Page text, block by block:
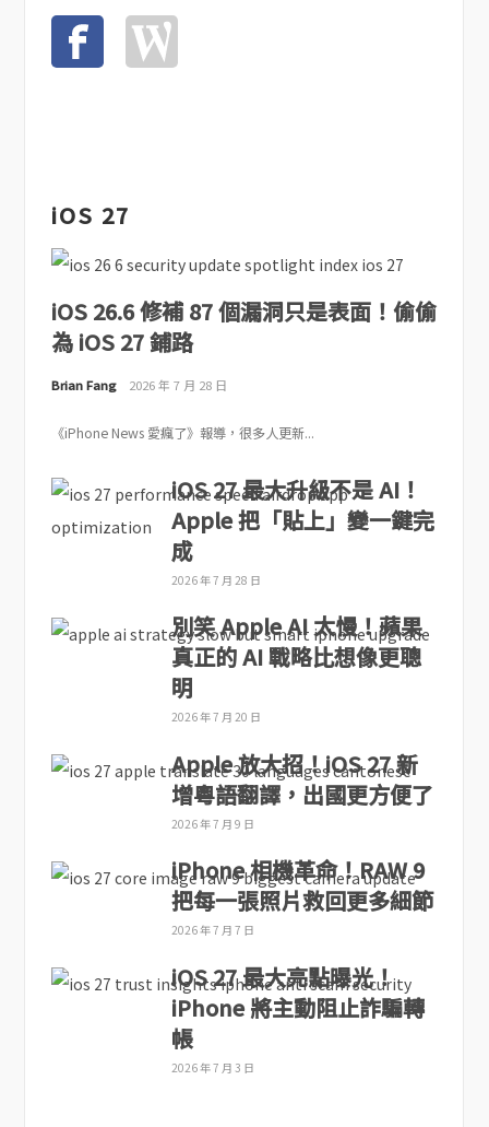
iOS 27
iOS 26.6 修補 87 個漏洞只是表面！偷偷
為 iOS 27 鋪路
Brian Fang 2026 年 7 月 28 日
《iPhone News 愛瘋了》報導，很多人更新...
iOS 27 最大升級不是 AI！
Apple 把「貼上」變一鍵完
成
2026 年 7 月 28 日
別笑 Apple AI 太慢！蘋果
真正的 AI 戰略比想像更聰
明
2026 年 7 月 20 日
Apple 放大招！iOS 27 新
增粵語翻譯，出國更方便了
2026 年 7 月 9 日
iPhone 相機革命！RAW 9
把每一張照片救回更多細節
2026 年 7 月 7 日
iOS 27 最大亮點曝光！
iPhone 將主動阻止詐騙轉
帳
2026 年 7 月 3 日